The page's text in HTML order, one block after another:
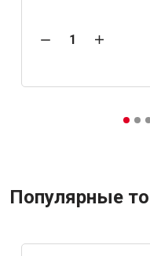
Популярные